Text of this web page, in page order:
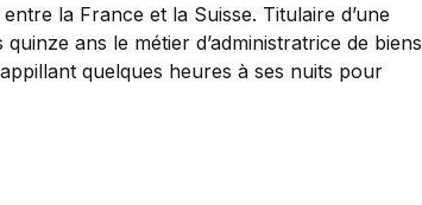
la France et la Suisse. Titulaire d’une
ans le métier d’administratrice de biens
quelques heures à ses nuits pour